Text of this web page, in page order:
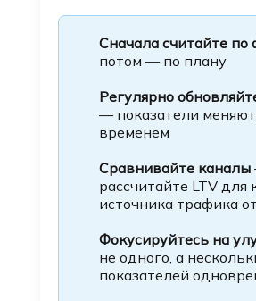
Сначала считайте по
потом — по плану
Регулярно
— показатели
временем
Сравнивайте каналы
рассчитайте LTV для
источника трафика
Фокусируйтесь на
не одного, а
показателей